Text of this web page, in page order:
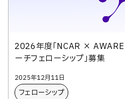
2026年度「NCAR × AWARE
ーチフェローシップ」募集
2025年12月11日
フェローシップ